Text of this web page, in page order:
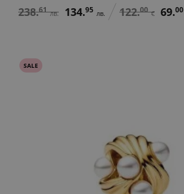
238.61 лв. 134.95 лв. 122.00 € 69.00
SALE